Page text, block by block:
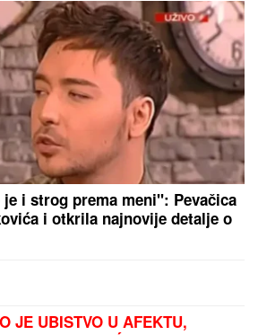
zaprepastila javnost:
i skupa sam"
PRIŠAO JE ŽENI SA LEĐA I
ti Kiju za vrat, da ti
PAKAO od života" Svi u